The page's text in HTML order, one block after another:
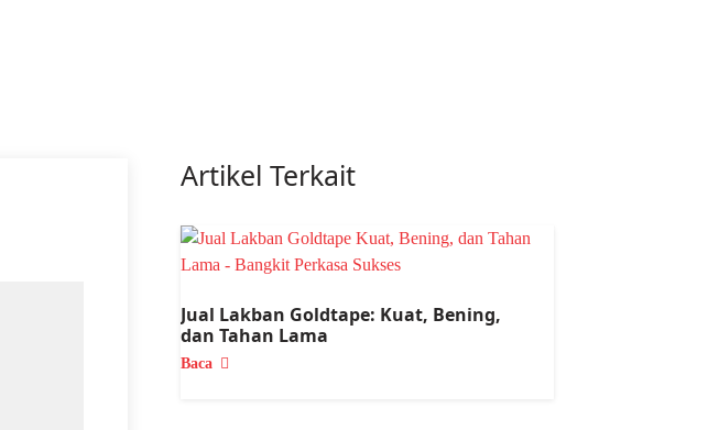
Artikel Terkait
Jual Lakban Goldtape: Kuat, Bening,
dan Tahan Lama
Baca